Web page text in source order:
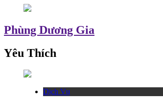
Phùng Dương Gia
Yêu Thích
Dịch Vụ